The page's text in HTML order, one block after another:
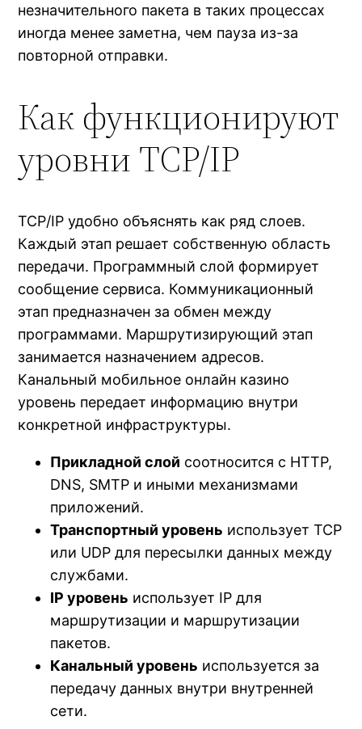
незначительного пакета в таких процессах
иногда менее заметна, чем пауза из-за
повторной отправки.
Как функционируют
уровни TCP/IP
TCP/IP удобно объяснять как ряд слоев.
Каждый этап решает собственную область
передачи. Программный слой формирует
сообщение сервиса. Коммуникационный
этап предназначен за обмен между
программами. Маршрутизирующий этап
занимается назначением адресов.
Канальный мобильное онлайн казино
уровень передает информацию внутри
конкретной инфраструктуры.
Прикладной слой соотносится с HTTP,
DNS, SMTP и иными механизмами
приложений.
Транспортный уровень использует TCP
или UDP для пересылки данных между
службами.
IP уровень использует IP для
маршрутизации и маршрутизации
пакетов.
Канальный уровень используется за
передачу данных внутри внутренней
сети.